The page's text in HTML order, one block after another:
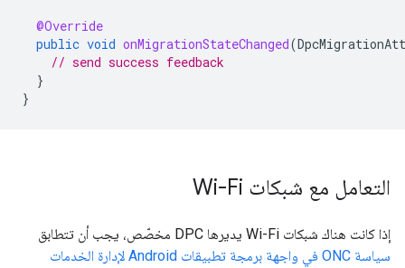
@Override
public void onMigrationStateChanged(
// send success feedback
}
}
التعامل مع شبكات Wi-Fi
إذا كانت هناك شبكات Wi-Fi يديرها DPC مخصّص، يجب أن تتطابق
سياسة ONC في واجهة برمجة تطبيقات Android لإدارة الخدمات